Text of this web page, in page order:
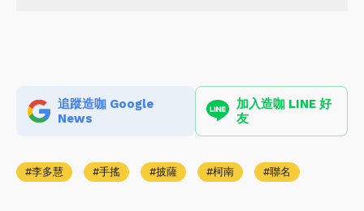
追蹤造咖 Google
News
加入造咖 LINE 好
友
李多慧 手搖 披薩 柯南 聯名